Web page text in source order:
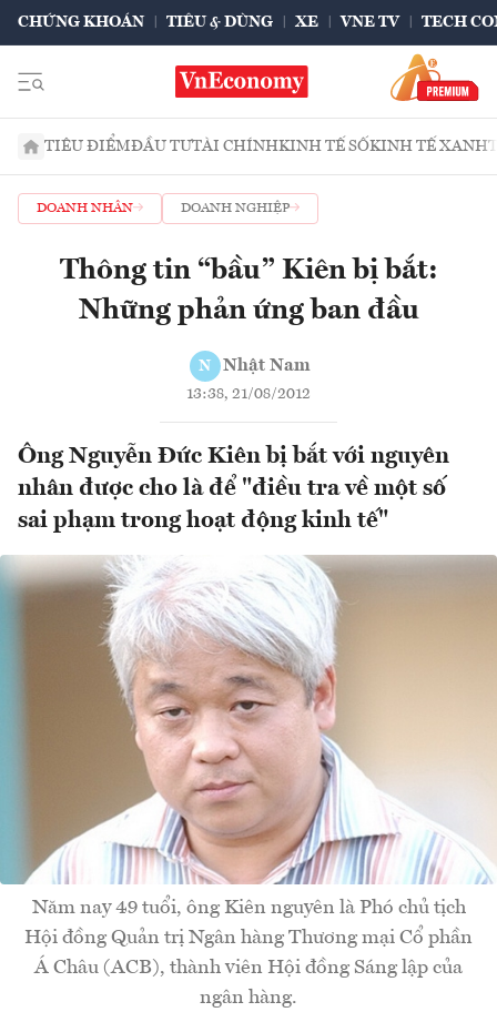
CHỨNG KHOÁN TIÊU & DÙNG XE VNE TV TECH
TIÊU ĐIỂMĐẦU TƯTÀI CHÍNHKINH TẾ SỐKINH TẾ XANH
DOANH NHÂN DOANH NGHIỆP
Thông tin “bầu” Kiên bị bắt:
Những phản ứng ban đầu
N Nhật Nam
13:38, 21/08/2012
Ông Nguyễn Đức Kiên bị bắt với nguyên
nhân được cho là để "điều tra về một số
sai phạm trong hoạt động kinh tế"
Năm nay 49 tuổi, ông Kiên nguyên là Phó chủ tịch
Hội đồng Quản trị Ngân hàng Thương mại Cổ phần
Á Châu (ACB), thành viên Hội đồng Sáng lập của
ngân hàng.